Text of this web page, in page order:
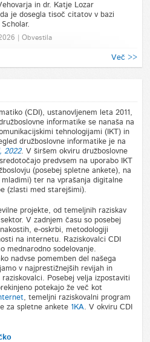
in dr. Katje Lozar
je dosegla tisoč citatov v bazi
| Obvestila
Več >>
(CDI), ustanovljenem leta 2011,
informatike se nanaša na
tehnologijami (IKT) in
družboslovne informatike je na
2022. V širšem okviru družboslovne
predvsem na uporabo IKT
(posebej spletne ankete), na
ter na vprašanja digitalne
(zlasti med starejšimi).
projekte, od temeljnih raziskav
V zadnjem času so posebej
e-oskrbi, metodologiji
na internetu. Raziskovalci CDI
mednarodno sodelovanje.
nadvse pomemben del našega
v najprestižnejših revijah in
Posebej velja izpostaviti
potekajo že več kot
, temeljni raziskovalni program
za spletne ankete 1KA. V okviru CDI